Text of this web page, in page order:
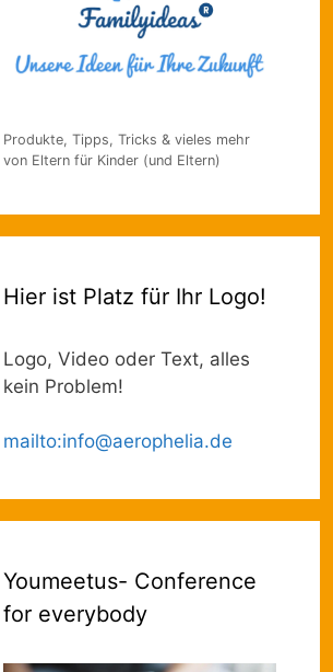
Produkte, Tipps, Tricks & vieles mehr
von Eltern für Kinder (und Eltern)
Hier ist Platz für Ihr Logo!
Logo, Video oder Text, alles
kein Problem!
mailto:info@aerophelia.de
Youmeetus- Conference
for everybody